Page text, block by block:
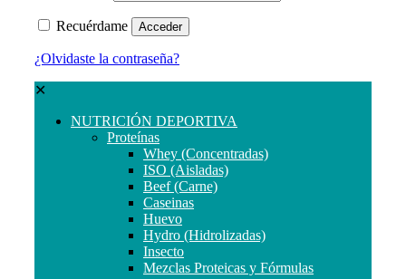
Recuérdame Acceder
¿Olvidaste la contraseña?
✕
NUTRICIÓN DEPORTIVA
Proteínas
Whey (Concentradas)
ISO (Aisladas)
Beef (Carne)
Caseinas
Huevo
Hydro (Hidrolizadas)
Insecto
Mezclas Proteicas y Fórmulas